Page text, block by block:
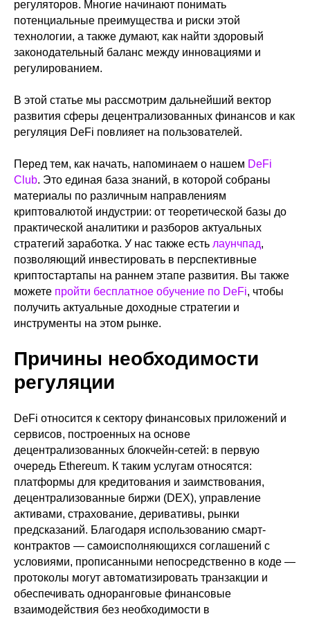
регуляторов. Многие начинают понимать
потенциальные преимущества и риски этой
технологии, а также думают, как найти здоровый
законодательный баланс между инновациями и
регулированием.
В этой статье мы рассмотрим дальнейший вектор
развития сферы децентрализованных финансов и как
регуляция DeFi повлияет на пользователей.
Перед тем, как начать, напоминаем о нашем DeFi
Club. Это единая база знаний, в которой собраны
материалы по различным направлениям
криптовалютой индустрии: от теоретической базы до
практической аналитики и разборов актуальных
стратегий заработка. У нас также есть лаунчпад,
позволяющий инвестировать в перспективные
криптостартапы на раннем этапе развития. Вы также
можете пройти бесплатное обучение по DeFi, чтобы
получить актуальные доходные стратегии и
инструменты на этом рынке.
Причины необходимости
регуляции
DeFi относится к сектору финансовых приложений и
сервисов, построенных на основе
децентрализованных блокчейн-сетей: в первую
очередь Ethereum. К таким услугам относятся:
платформы для кредитования и заимствования,
децентрализованные биржи (DEX), управление
активами, страхование, деривативы, рынки
предсказаний. Благодаря использованию смарт-
контрактов — самоисполняющихся соглашений с
условиями, прописанными непосредственно в коде —
протоколы могут автоматизировать транзакции и
обеспечивать одноранговые финансовые
взаимодействия без необходимости в